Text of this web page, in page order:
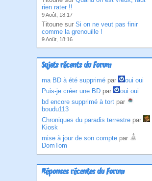
rien rater !!
9 Août, 18:17
Titoune sur Si on ne veut pas finir
comme la grenouille !
9 Août, 18:16
Sujets récents du Forum
ma BD à été supprimé par
oui oui
Puis-je créer une BD par
oui oui
bd encore supprimé à tort par
boudu113
Chroniques du paradis terrestre par
Kiosk
mise à jour de son compte par
DomTom
Réponses récentes du Forum